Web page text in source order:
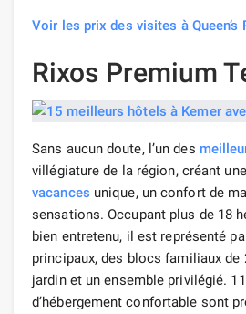
Voir les prix des visites à Queen’s
Rixos Premium
Sans aucun doute, l’un des
villégiature de la région, créant
vacances unique, un confort de
sensations. Occupant plus de 18
bien entretenu, il est représenté
principaux, des blocs familiaux de
jardin et un ensemble privilégié. 11
d’hébergement confortable sont